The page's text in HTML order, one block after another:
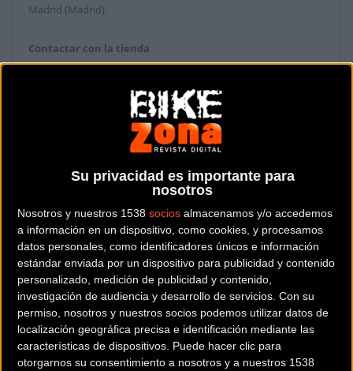
Su privacidad es importante para
nosotros
Nosotros y nuestros 1538 socios almacenamos y/o accedemos
a información en un dispositivo, como cookies, y procesamos
datos personales, como identificadores únicos e información
estándar enviada por un dispositivo para publicidad y contenido
personalizado, medición de publicidad y contenido,
investigación de audiencia y desarrollo de servicios. Con su
permiso, nosotros y nuestros socios podemos utilizar datos de
localización geográfica precisa e identificación mediante las
características de dispositivos. Puede hacer clic para
otorgarnos su consentimiento a nosotros y a nuestros 1538
Madrid (Madrid).
Contactar con la tienda
Web y RRSS de la tienda